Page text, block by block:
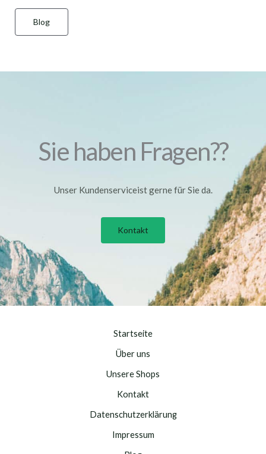
Blog
Sie haben Fragen??
Unser Kundenserviceist gerne für Sie da.
Kontakt
Startseite
Über uns
Unsere Shops
Kontakt
Datenschutzerklärung
Impressum